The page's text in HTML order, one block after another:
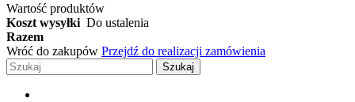
Wartość produktów
Koszt wysyłki Do ustalenia
Razem
Wróć do zakupów Przejdź do realizacji zamówienia
Szukaj